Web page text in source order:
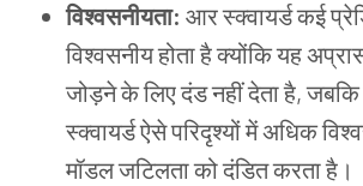
विश्वसनीयता: आर स्क्वायर्ड कई
विश्वसनीय होता है क्योंकि यह
जोड़ने के लिए दंड नहीं देता है,
स्क्वायर्ड ऐसे परिदृश्यों में अधिक
मॉडल जटिलता को दंडित करता है।